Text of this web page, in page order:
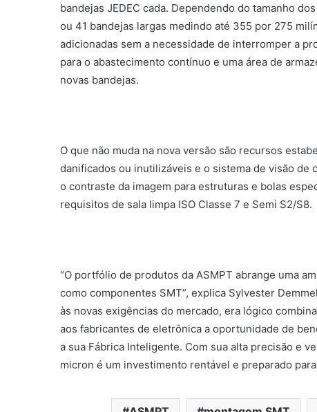
bandejas JEDEC cada. Dependendo do tamanho
ou 41 bandejas largas medindo até 355 por 275
adicionadas sem a necessidade de interromper a
para o abastecimento contínuo e uma área de
novas bandejas.
O que não muda na nova versão são recursos
danificados ou inutilizáveis ​​e o sistema de visão
o contraste da imagem para estruturas e bolas
requisitos de sala limpa ISO Classe 7 e Semi S2/S8.
“O portfólio de produtos da ASMPT abrange uma
como componentes SMT”, explica Sylvester
às novas exigências do mercado, era lógico
aos fabricantes de eletrônica a oportunidade de
a sua Fábrica Inteligente. Com sua alta precisão e
micron é um investimento rentável e preparado